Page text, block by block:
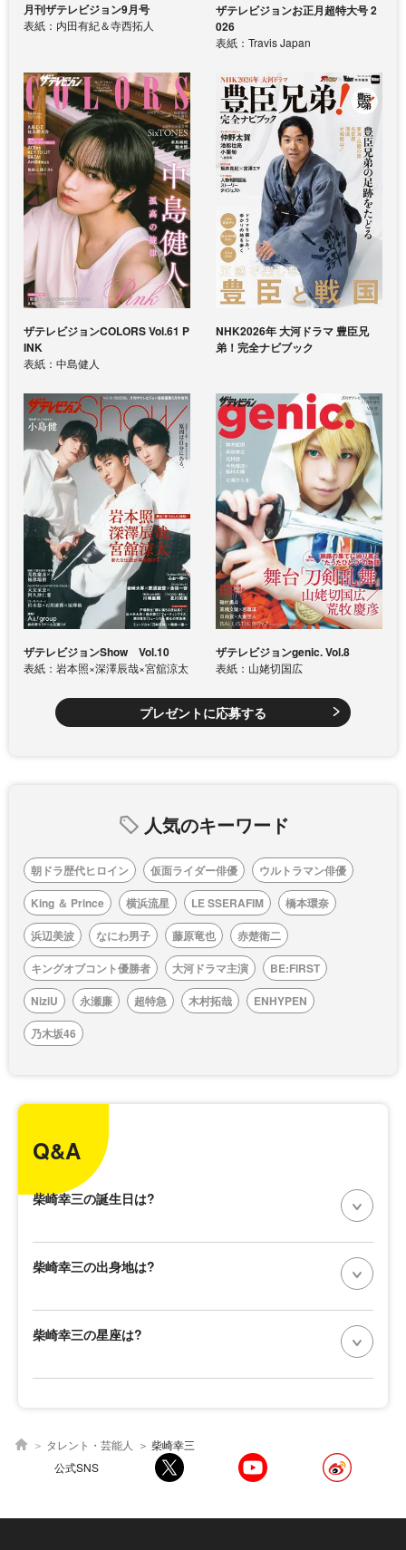
月刊ザテレビジョン9月号
表紙：内田有紀＆寺西拓人
ザテレビジョンお正月超特大号 2
026
表紙：Travis Japan
ザテレビジョンCOLORS Vol.61 P
INK
表紙：中島健人
NHK2026年 大河ドラマ 豊臣兄
弟！完全ナビブック
ザテレビジョンShow Vol.10
表紙：岩本照×深澤辰哉×宮舘涼太
ザテレビジョンgenic. Vol.8
表紙：山姥切国広
プレゼントに応募する
人気のキーワード
朝ドラ歴代ヒロイン 仮面ライダー俳優
ウルトラマン俳優
King ＆ Prince
横浜流星 LE SSERAFIM
橋本環奈
浜辺美波
なにわ男子 藤原竜也
赤楚衛二
キングオブコント優勝者
大河ドラマ主演
BE:FIRST
NiziU
永瀬廉 超特急 木村拓哉
ENHYPEN
乃木坂46
Q&A
柴崎幸三の誕生日は?
柴崎幸三の出身地は?
柴崎幸三の星座は?
タレント・芸能人
柴崎幸三
公式SNS